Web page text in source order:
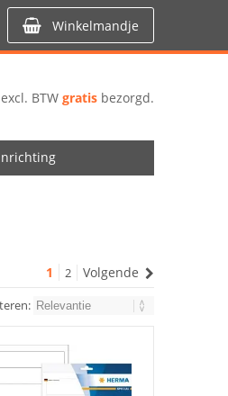
Winkelmandje
BTW gratis bezorgd.
1 2 Volgende